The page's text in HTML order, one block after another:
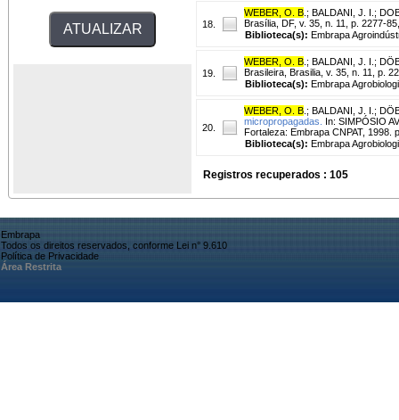
18.
WEBER, O. B ; BALDANI, J. I. ;
Brasília, DF, v. 35, n. 11, p. 2277-
Biblioteca(s): Embrapa
19.
WEBER, O. B ; BALDANI, J. I. ;
Brasileira, Brasilia, v. 35, n. 11, p.
Biblioteca(s): Embrapa
20.
WEBER, O. B ; BALDANI, J. I. ;
micropropagadas.
In: SIMPÓSIO
Fortaleza: Embrapa CNPAT, 1998.
Biblioteca(s): Embrapa
Registros recuperados : 105
Embrapa
Todos os direitos reservados, conforme Lei n° 9.610
Política de Privacidade
Área Restrita